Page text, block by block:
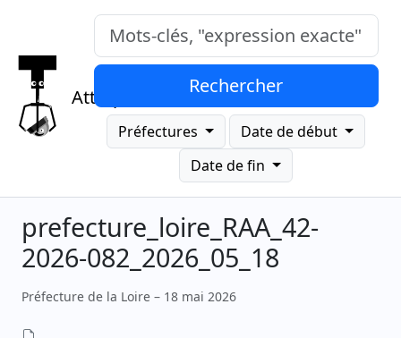
Attrap
Mots-clés, "expression exacte"
Rechercher
Préfectures
Date de début
Date de fin
prefecture_loire_RAA_42-
2026-082_2026_05_18
Préfecture de la Loire – 18 mai 2026